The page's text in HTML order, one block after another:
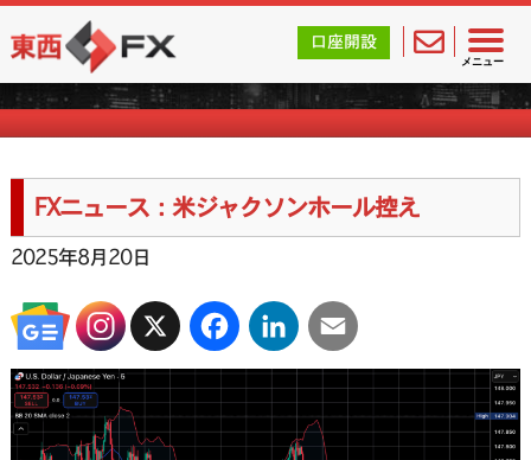
メニュー
東西FX｜海外FX会社（ブローカー）の無料口座開設サポ
口座開設
FXニュース一覧
FXニュース：米ジャクソンホール控え
2025年8月20日
X FacebookLinkedInEmail